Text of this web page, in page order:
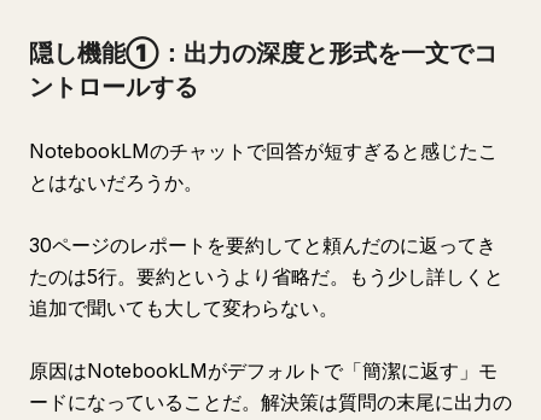
隠し機能①：出力の深度と形式を一文でコ
ントロールする
NotebookLMのチャットで回答が短すぎると感じたこ
とはないだろうか。
30ページのレポートを要約してと頼んだのに返ってき
たのは5行。要約というより省略だ。もう少し詳しくと
追加で聞いても大して変わらない。
原因はNotebookLMがデフォルトで「簡潔に返す」モ
ードになっていることだ。解決策は質問の末尾に出力の